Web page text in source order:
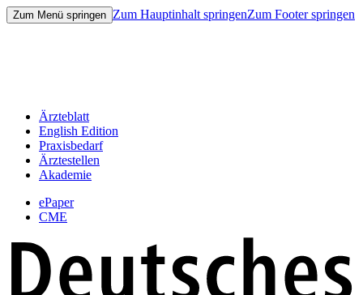
Zum Menü springen Zum Hauptinhalt springenZum Footer springen
Ärzteblatt
English Edition
Praxisbedarf
Ärztestellen
Akademie
ePaper
CME